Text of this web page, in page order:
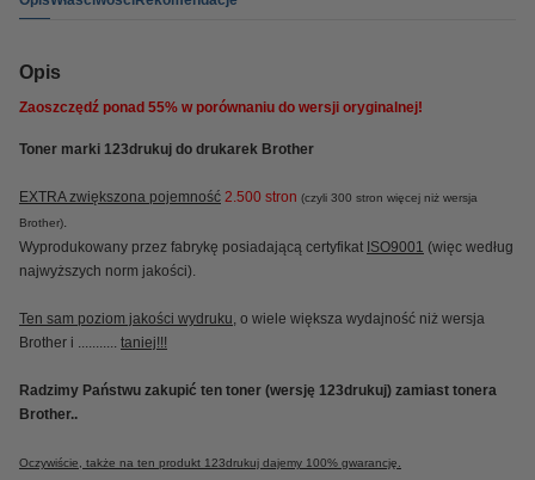
Opis
Zaoszczędź ponad 55% w porównaniu do wersji oryginalnej!
Toner marki 123drukuj do drukarek Brother
EXTRA zwiększona pojemność 2.500 stron (czyli 300 stron więcej niż wersja
Brother).
Wyprodukowany przez fabrykę posiadającą certyfikat ISO9001 (więc według
najwyższych norm jakości).
Ten sam poziom jakości wydruku, o wiele większa wydajność niż wersja
Brother i ........... taniej!!!
Radzimy Państwu zakupić ten toner (wersję 123drukuj) zamiast tonera
Brother..
Oczywiście, także na ten produkt 123drukuj dajemy 100% gwarancję.